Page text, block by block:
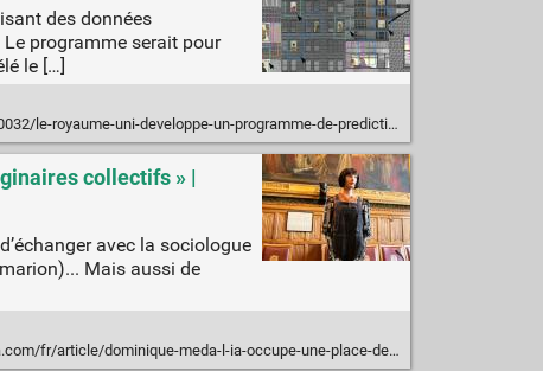
des données
programme serait pour
le […]
royaume-uni-developpe-un-programme-de-prediction-des-meurtres/
collectifs » |
avec la sociologue
Mais aussi de
meda-l-ia-occupe-une-place-demesuree-dans-les-discours-politiques-et-les-imaginaires-collectifs